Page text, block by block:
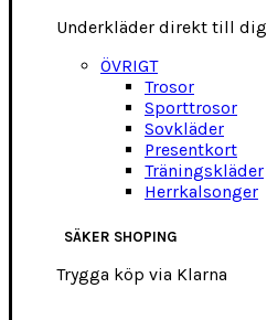
Underkläder direkt till dig
ÖVRIGT
Trosor
Sporttrosor
Sovkläder
Presentkort
Träningskläder
Herrkalsonger
SÄKER SHOPING
Trygga köp via Klarna